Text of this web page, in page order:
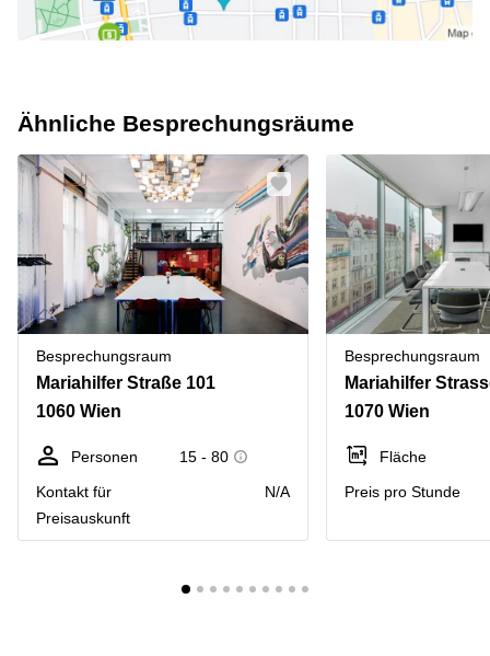
Ähnliche Besprechungsräume
Besprechungsraum
Mariahilfer Straße 101
1060 Wien
Personen
15 - 80
Kontakt für
Preisauskunft
N/A
Besprechungsraum
Mariahilfer
1070 Wien
Fläche
Preis pro Stunde